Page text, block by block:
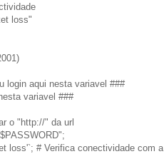
loss"
login aqui nesta variavel ###
variavel ###
o "http://" da url
loss'`; # Verifica conectividade com a